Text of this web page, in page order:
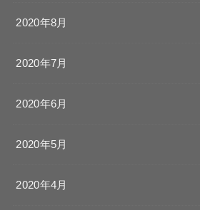
2020年8月
2020年7月
2020年6月
2020年5月
2020年4月